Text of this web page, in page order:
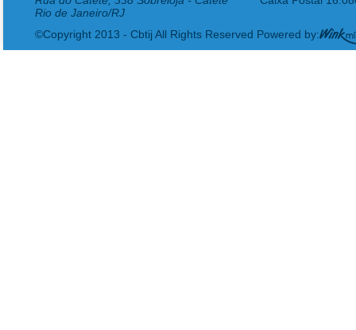
Rio de Janeiro/RJ
©Copyright 2013 - Cbtij All Rights Reserved Powered by: